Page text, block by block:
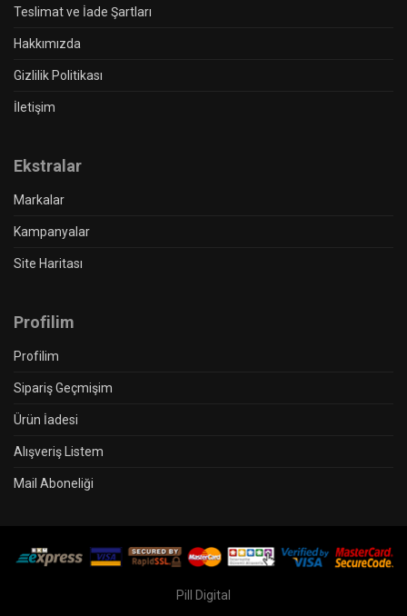
Teslimat ve İade Şartları
Hakkımızda
Gizlilik Politikası
İletişim
Ekstralar
Markalar
Kampanyalar
Site Haritası
Profilim
Profilim
Sipariş Geçmişim
Ürün İadesi
Alışveriş Listem
Mail Aboneliği
Pill Digital